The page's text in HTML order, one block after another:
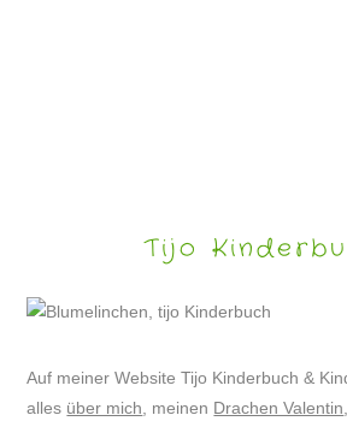
Tijo
Auf meiner Website Tijo Kinderbuch &
alles über mich , meinen Drachen Valentin